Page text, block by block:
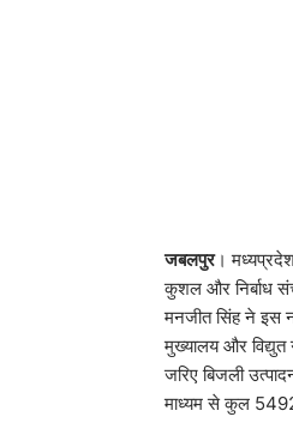
जबलपुर।
कुशल और निर्बाध
मनजीत सिंह ने इस
मुख्यालय और
जरिए बिजली
माध्यम से कुल 5492